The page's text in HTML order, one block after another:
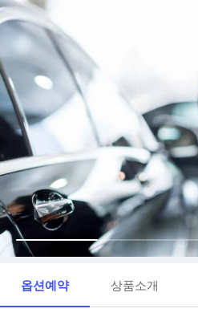
옵션예약 상품소개